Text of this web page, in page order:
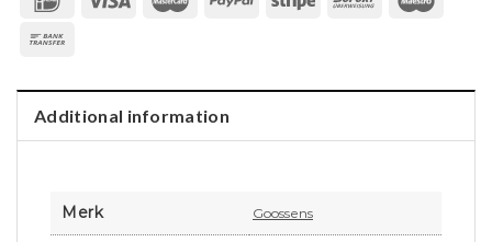
Additional information
Merk Goossens